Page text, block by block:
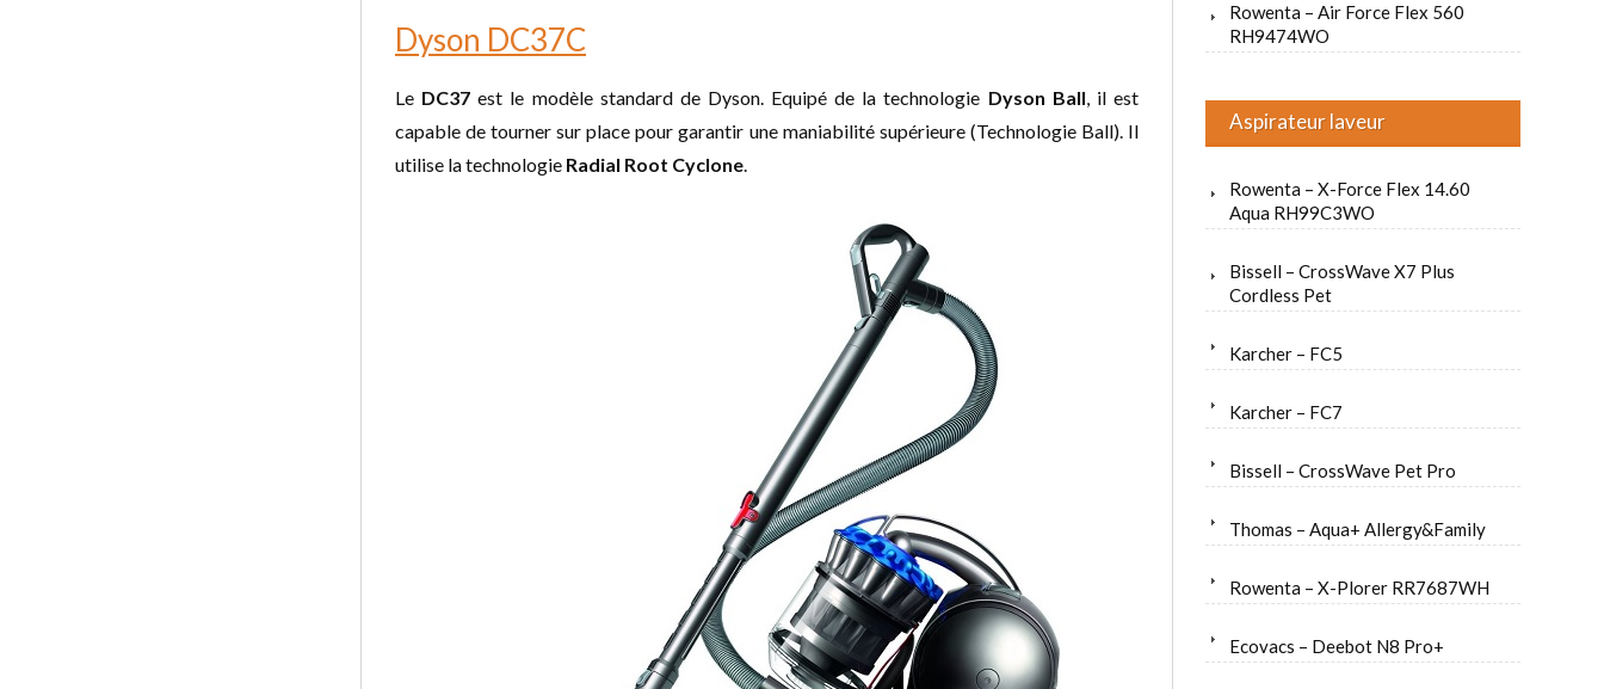
Dyson DC37C
Le DC37 est le modèle standard de Dyson. Equipé de la technologie Dyson Ball, il est
capable de tourner sur place pour garantir une maniabilité supérieure (Technologie Ball). Il
utilise la technologie Radial Root Cyclone.
Rowenta – Air Force Flex 560
RH9474WO
Aspirateur laveur
Rowenta – X-Force Flex 14.60
Aqua RH99C3WO
Bissell – CrossWave X7 Plus
Cordless Pet
Karcher – FC5
Karcher – FC7
Bissell – CrossWave Pet Pro
Thomas – Aqua+ Allergy&Family
Rowenta – X-Plorer RR7687WH
Ecovacs – Deebot N8 Pro+